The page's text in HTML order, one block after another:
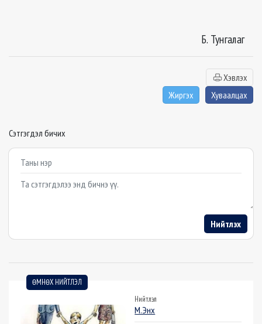
Б. Тунгалаг
Хэвлэх
Жиргэх
Хуваалцах
Сэтгэгдэл бичих
Example textarea
Нийтлэх
ӨМНӨХ НИЙТЛЭЛ
Нийтлэл
М.Энх